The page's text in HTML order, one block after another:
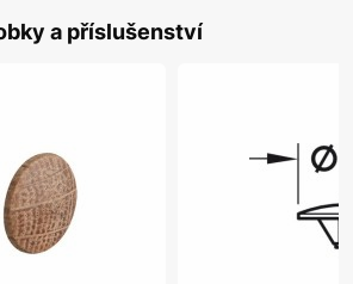
a příslušenství